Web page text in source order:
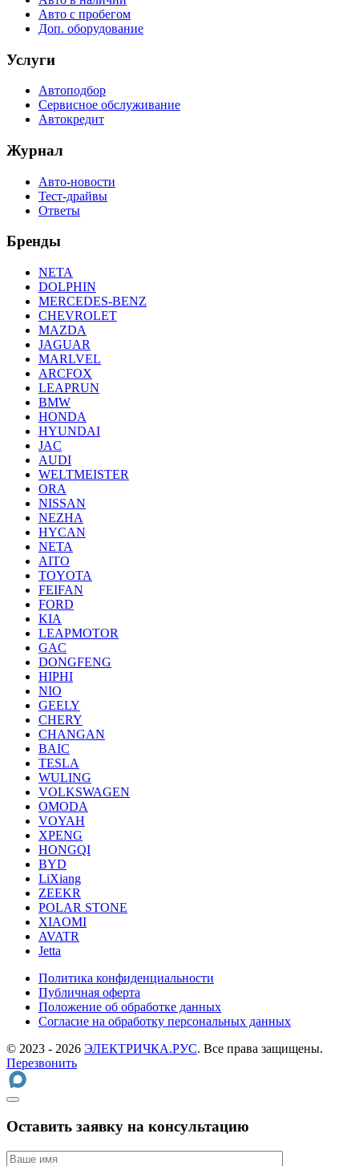
Авто с пробегом
Доп. оборудование
Услуги
Автоподбор
Сервисное обслуживание
Автокредит
Журнал
Авто-новости
Тест-драйвы
Ответы
Бренды
NETA
DOLPHIN
MERCEDES-BENZ
CHEVROLET
MAZDA
JAGUAR
MARLVEL
ARCFOX
LEAPRUN
BMW
HONDA
HYUNDAI
JAC
AUDI
WELTMEISTER
ORA
NISSAN
NEZHA
HYCAN
NETA
AITO
TOYOTA
FEIFAN
FORD
KIA
LEAPMOTOR
GAC
DONGFENG
HIPHI
NIO
GEELY
CHERY
CHANGAN
BAIC
TESLA
WULING
VOLKSWAGEN
OMODA
VOYAH
XPENG
HONGQI
BYD
LiXiang
ZEEKR
POLAR STONE
XIAOMI
AVATR
Jetta
Политика конфиденциальности
Публичная оферта
Положение об обработке данных
Cогласие на обработку персональных данных
© 2023 - 2026 ЭЛЕКТРИЧКА.РУС. Все права защищены.
Перезвонить
Оставить заявку на консультацию